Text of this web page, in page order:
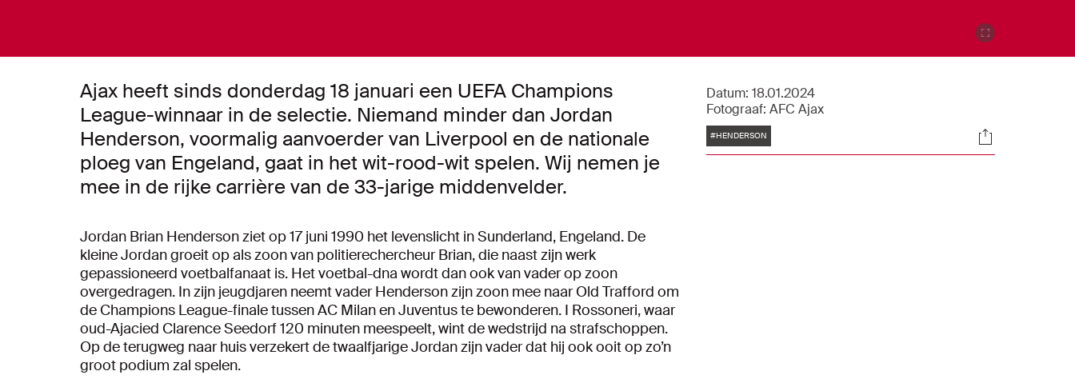
Ajax heeft sinds donderdag 18 januari een UEFA Champions
League-winnaar in de selectie. Niemand minder dan Jordan
Henderson, voormalig aanvoerder van Liverpool en de nationale
ploeg van Engeland, gaat in het wit-rood-wit spelen. Wij nemen je
mee in de rijke carrière van de 33-jarige middenvelder.
Datum: 18.01.2024
Fotograaf: AFC Ajax
Tags
#HENDERSON Socials
Jordan Brian Henderson ziet op 17 juni 1990 het levenslicht in Sunderland, Engeland. De
kleine Jordan groeit op als zoon van politierechercheur Brian, die naast zijn werk
gepassioneerd voetbalfanaat is. Het voetbal-dna wordt dan ook van vader op zoon
overgedragen. In zijn jeugdjaren neemt vader Henderson zijn zoon mee naar Old Trafford om
de Champions League-finale tussen AC Milan en Juventus te bewonderen. I Rossoneri, waar
oud-Ajacied Clarence Seedorf 120 minuten meespeelt, wint de wedstrijd na strafschoppen.
Op de terugweg naar huis verzekert de twaalfjarige Jordan zijn vader dat hij ook ooit op zo’n
groot podium zal spelen.